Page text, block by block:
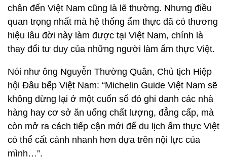
chân đến Việt Nam cũng là lẽ thường. Nhưng điều
quan trọng nhất mà hệ thống ẩm thực đã có thương
hiệu lâu đời này làm được tại Việt Nam, chính là
thay đổi tư duy của những người làm ẩm thực Việt.
Nói như ông Nguyễn Thường Quân, Chủ tịch Hiệp
hội Đầu bếp Việt Nam: “Michelin Guide Việt Nam sẽ
không dừng lại ở một cuốn sổ đỏ ghi danh các nhà
hàng hay cơ sở ăn uống chất lượng, đẳng cấp, mà
còn mở ra cách tiếp cận mới để du lịch ẩm thực Việt
có thể cất cánh nhanh hơn dựa trên nội lực của
mình…”.